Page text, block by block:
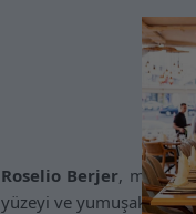
Roselio Berjer, modern
yüzeyi ve yumuşak